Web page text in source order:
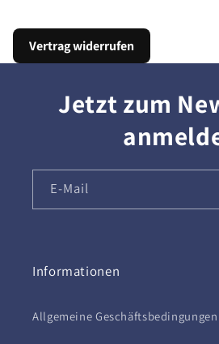
Vertrag widerrufen
Jetzt zum
E-Mail
Informationen
Allgemeine Geschäftsbedingungen